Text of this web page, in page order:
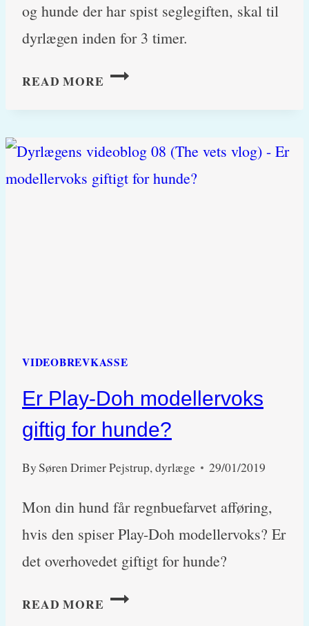
og hunde der har spist seglegiften, skal til
dyrlægen inden for 3 timer.
READ MORE SNEGLEGIFT-
VIDEOBREVKASSE
Er Play-Doh modellervoks
giftig for hunde?
BySøren Drimer Pejstrup, dyrlæge 29/01/2019
Mon din hund får regnbuefarvet afføring,
hvis den spiser Play-Doh modellervoks? Er
det overhovedet giftigt for hunde?
READ MORE ER